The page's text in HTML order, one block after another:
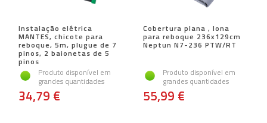
Instalação elétrica
MANTES, chicote para
reboque, 5m, plugue de 7
pinos, 2 baionetas de 5
pinos
Produto disponível em
grandes quantidades
34,79 €
Cobertura plana , lona
para reboque 236x129cm
Neptun N7-236 PTW/RT
Produto disponível em
grandes quantidades
55,99 €